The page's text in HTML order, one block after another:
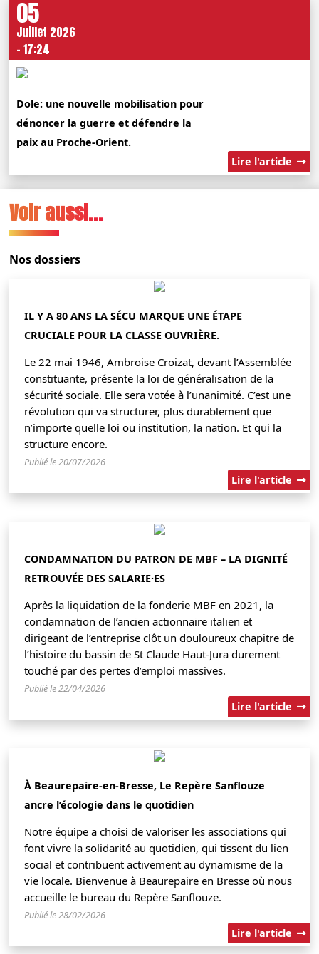
05
Juillet 2026
- 17:24
Dole: une nouvelle mobilisation pour
dénoncer la guerre et défendre la
paix au Proche-Orient.
Lire l'article
Voir aussi...
Nos dossiers
IL Y A 80 ANS LA SÉCU MARQUE UNE ÉTAPE
CRUCIALE POUR LA CLASSE OUVRIÈRE.
Le 22 mai 1946, Ambroise Croizat, devant l’Assemblée
constituante, présente la loi de généralisation de la
sécurité sociale. Elle sera votée à l’unanimité. C’est une
révolution qui va structurer, plus durablement que
n’importe quelle loi ou institution, la nation. Et qui la
structure encore.
Publié le 20/07/2026
Lire l'article
CONDAMNATION DU PATRON DE MBF – LA DIGNITÉ
RETROUVÉE DES SALARIE·ES
Après la liquidation de la fonderie MBF en 2021, la
condamnation de l’ancien actionnaire italien et
dirigeant de l’entreprise clôt un douloureux chapitre de
l’histoire du bassin de St Claude Haut-Jura durement
touché par des pertes d’emploi massives.
Publié le 22/04/2026
Lire l'article
À Beaurepaire-en-Bresse, Le Repère Sanflouze
ancre l’écologie dans le quotidien
Notre équipe a choisi de valoriser les associations qui
font vivre la solidarité au quotidien, qui tissent du lien
social et contribuent activement au dynamisme de la
vie locale. Bienvenue à Beaurepaire en Bresse où nous
accueille le bureau du Repère Sanflouze.
Publié le 28/02/2026
Lire l'article